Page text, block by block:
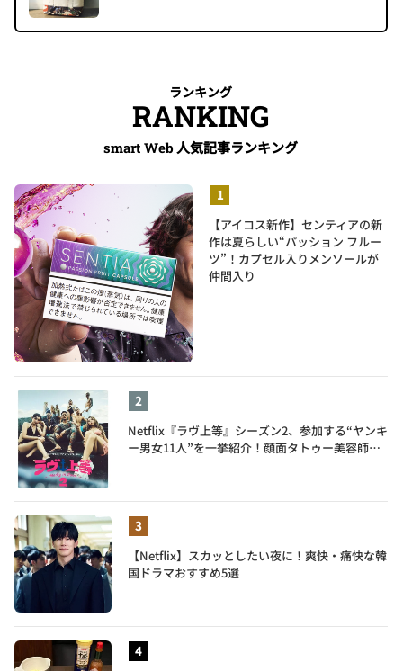
ランキング
RANKING
smart Web 人気記事ランキング
【アイコス新作】センティアの新
作は夏らしい“パッション フルー
ツ”！カプセル入りメンソールが
仲間入り
Netflix『ラヴ上等』シーズン2、参加する“ヤンキ
ー男女11人”を一挙紹介！顔面タトゥー美容師、
【Netflix】スカッとしたい夜に！爽快・痛快な韓
国ドラマおすすめ5選